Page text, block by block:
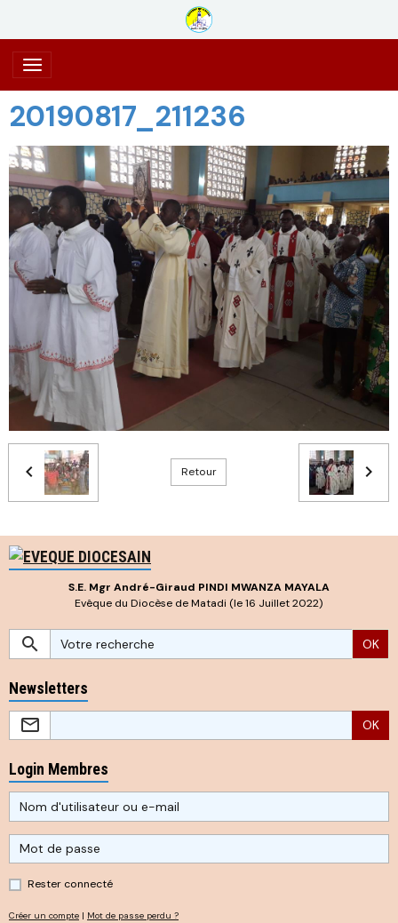
20190817_211236
Retour
S.E. Mgr André-Giraud PINDI MWANZA MAYALA
Evêque du Diocèse de Matadi (le 16 Juillet 2022)
OK
Newsletters
OK
Login Membres
Rester connecté
Créer un compte | Mot de passe perdu ?